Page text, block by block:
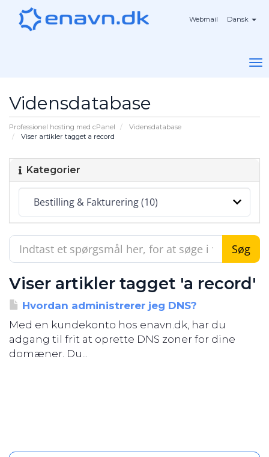
Webmail Dansk
Vidensdatabase
Professionel hosting med cPanel
Vidensdatabase
Viser artikler tagget a record
Kategorier
Viser artikler tagget 'a record'
Hvordan administrerer jeg DNS?
Med en kundekonto hos enavn.dk, har du
adgang til frit at oprette DNS zoner for dine
domæner. Du...